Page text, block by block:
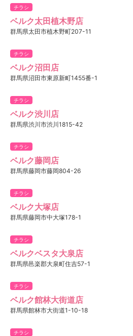
チラシ
ベルク太田植木野店
群馬県太田市植木野町207-11
チラシ
ベルク沼田店
群馬県沼田市東原新町1455番-1
チラシ
ベルク渋川店
群馬県渋川市渋川1815-42
チラシ
ベルク藤岡店
群馬県藤岡市藤岡804-26
チラシ
ベルク大塚店
群馬県藤岡市中大塚178-1
チラシ
ベルクベスタ大泉店
群馬県邑楽郡大泉町住吉57-1
チラシ
ベルク館林大街道店
群馬県館林市大街道1-10-18
チラシ